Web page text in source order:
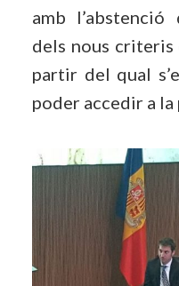
amb l’abstenció
dels nous criteris
partir del qual
poder accedir a